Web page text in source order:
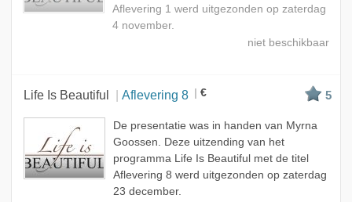
Aflevering 1 werd uitgezonden op zaterdag
4 november.
Life Is Beautiful Aflevering 8 € 5
De presentatie was in handen van Myrna
Goossen. Deze uitzending van het
programma Life Is Beautiful met de titel
Aflevering 8 werd uitgezonden op zaterdag
23 december.